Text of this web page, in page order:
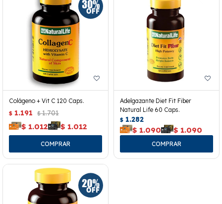
Colágeno + Vit C 120 Caps.
$ 1.191 $ 1.701
$ 1.012 $ 1.012
Adelgazante Diet Fit Fiber
Natural Life 60 Caps.
$ 1.282
$ 1.090 $ 1.090